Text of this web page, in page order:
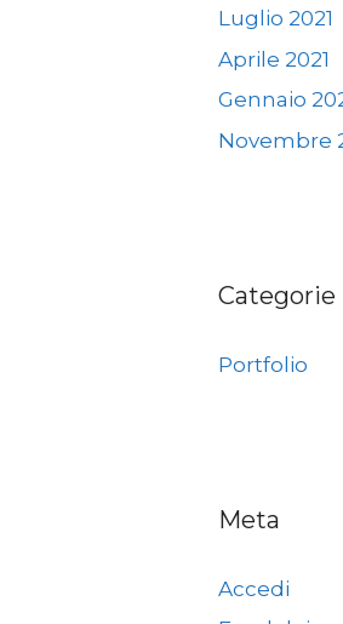
Luglio 2021
Aprile 2021
Gennaio
Novembre
Categorie
Portfolio
Meta
Accedi